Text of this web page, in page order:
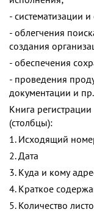
- систематизации
- облегчения
создания
- обеспечения
- проведения
документации и пр.
Книга
(столбцы):
1. Исходящий
2. Дата
3. Куда и кому
4. Краткое
5. Количество